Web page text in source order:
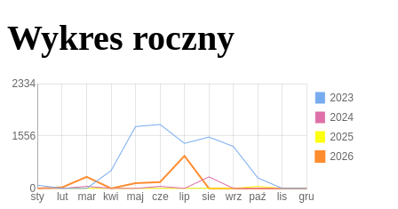
Wykres roczny